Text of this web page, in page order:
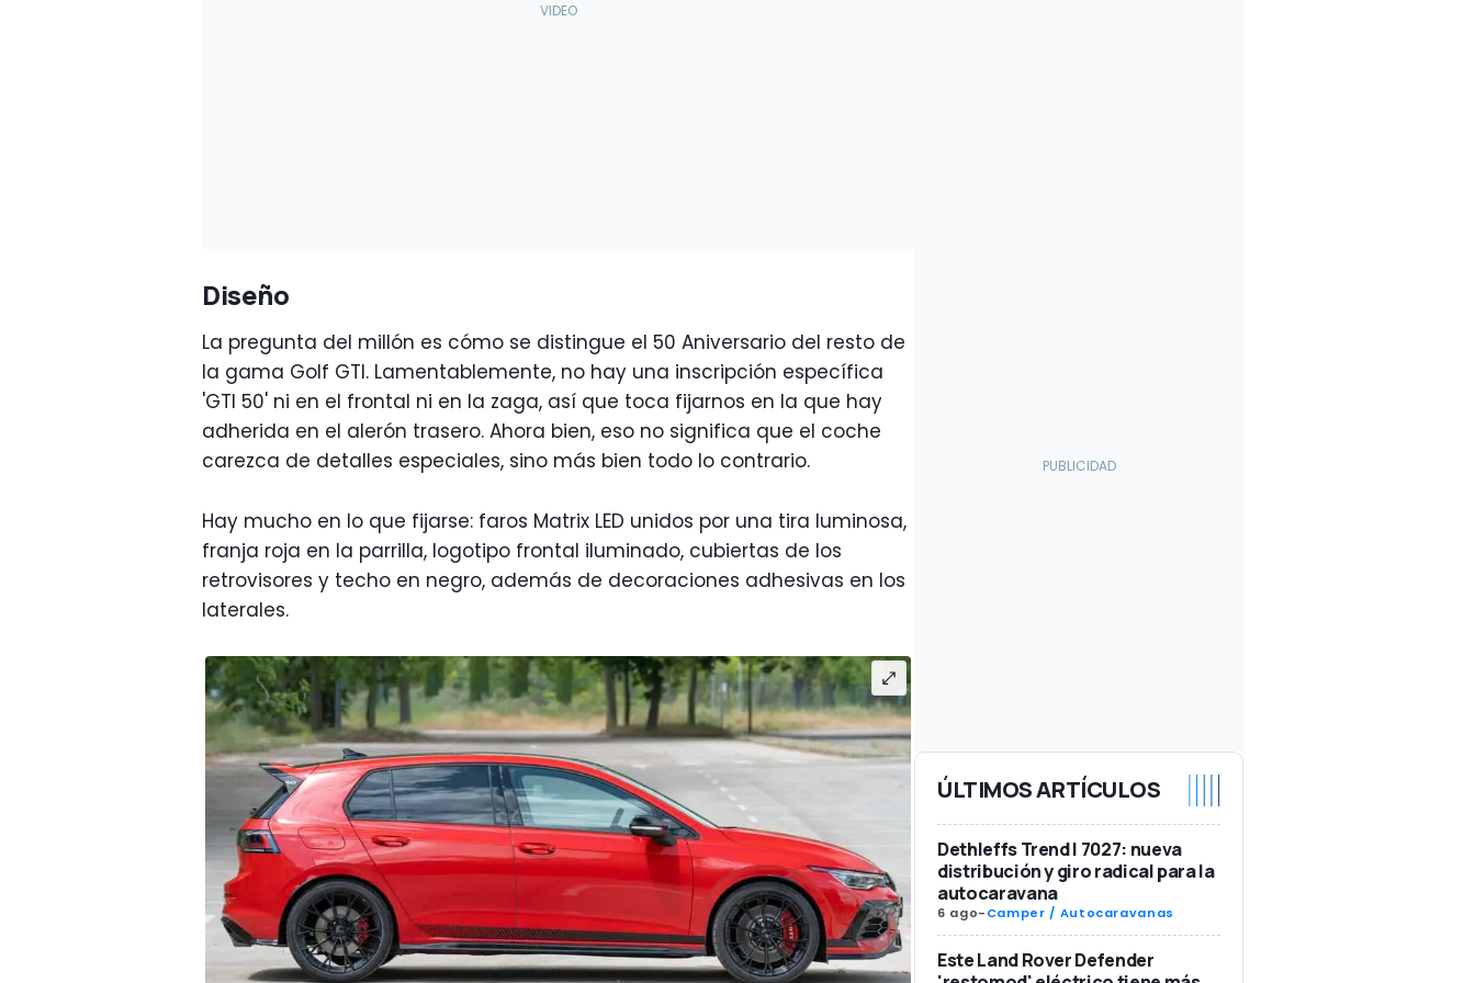
Diseño
La pregunta del millón es cómo se distingue el 50 Aniversario del resto de
la gama Golf GTI. Lamentablemente, no hay una inscripción específica
'GTI 50' ni en el frontal ni en la zaga, así que toca fijarnos en la que hay
adherida en el alerón trasero. Ahora bien, eso no significa que el coche
carezca de detalles especiales, sino más bien todo lo contrario.
Hay mucho en lo que fijarse: faros Matrix LED unidos por una tira luminosa,
franja roja en la parrilla, logotipo frontal iluminado, cubiertas de los
retrovisores y techo en negro, además de decoraciones adhesivas en los
laterales.
ÚLTIMOS ARTÍCULOS
Dethleffs Trend I 7027: nueva
distribución y giro radical para la
autocaravana
6 ago-Camper / Autocaravanas
Este Land Rover Defender